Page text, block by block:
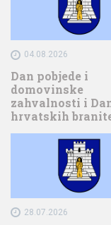
04.08.2026
Dan pobjede i
domovinske
zahvalnosti i
hrvatskih
28.07.2026